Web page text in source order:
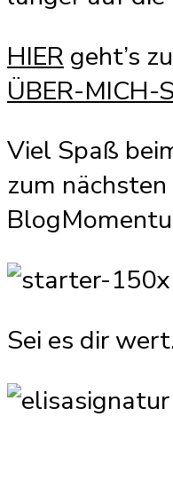
HIER geht’s
ÜBER-MICH-
Viel Spaß
zum
Sei es dir